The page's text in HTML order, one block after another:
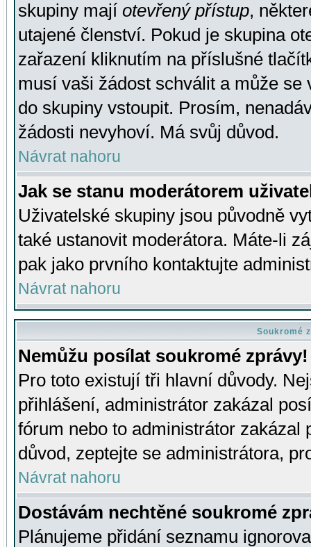
skupiny mají otevřený přístup,
utajené členství. Pokud je skupina
zařazení kliknutím na příslušné
musí vaši žádost schválit a může se
do skupiny vstoupit. Prosím,
žádosti nevyhoví. Má svůj důvod.
Návrat nahoru
Jak se stanu moderátorem
Uživatelské skupiny jsou původně
také ustanovit moderátora. Máte-li
pak jako prvního kontaktujte
Návrat nahoru
Soukromé
Nemůžu posílat soukromé zprávy!
Pro toto existují tři hlavní důvody.
přihlášení, administrátor zakázal
fórum nebo to administrátor zakázal
důvod, zeptejte se administrátora,
Návrat nahoru
Dostávám nechtěné soukromé
Plánujeme přidání seznamu